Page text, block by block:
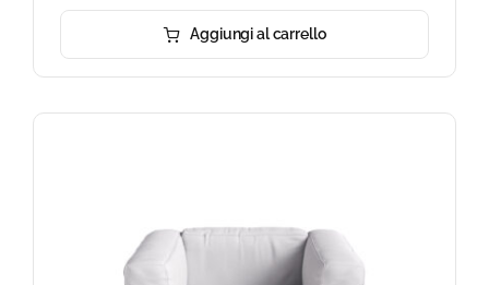
Aggiungi al carrello